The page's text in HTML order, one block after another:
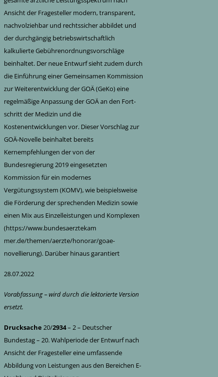
Ansicht der Fragesteller modern, transparent,
nachvolziehbar und rechtssicher abbildet und
der durchgängig betriebswirtschaftlich
kalkulierte Gebührenordnungsvorschläge
beinhaltet. Der neue Entwurf sieht zudem durch
die Einführung einer Gemeinsamen Kommission
zur Weiterentwicklung der GOÄ (GeKo) eine
regelmäßige Anpassung der GOÄ an den Fort-
schritt der Medizin und die
Kostenentwicklungen vor. Dieser Vorschlag zur
GOÄ-Novelle beinhaltet bereits
Kernempfehlungen der von der
Bundesregierung 2019 eingesetzten
Kommission für ein modernes
Vergütungssystem (KOMV), wie beispielsweise
die Förderung der sprechenden Medizin sowie
einen Mix aus Einzelleistungen und Komplexen
(https://www.bundesaerztekam
mer.de/themen/aerzte/honorar/goae-
novellierung). Darüber hinaus garantiert
28.07.2022
Vorabfassung – wird durch die lektorierte Version
ersetzt.
Drucksache 20/2934– 2 – Deutscher
Bundestag – 20. Wahlperiode der Entwurf nach
Ansicht der Fragesteller eine umfassende
Abbildung von Leistungen aus den Bereichen E-